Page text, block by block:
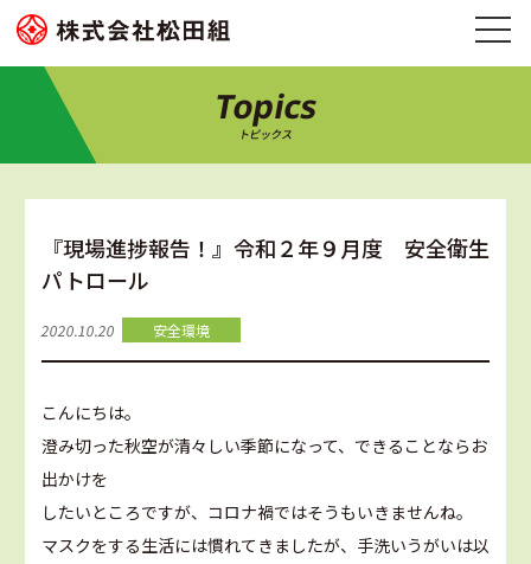
Topics
トピックス
『現場進捗報告！』令和２年９月度 安全衛生
パトロール
2020.10.20 安全環境
こんにちは。
澄み切った秋空が清々しい季節になって、できることならお
出かけを
したいところですが、コロナ禍ではそうもいきませんね。
マスクをする生活には慣れてきましたが、手洗いうがいは以